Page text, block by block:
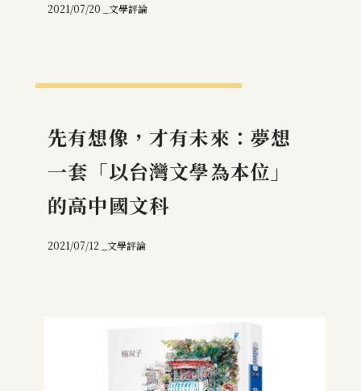
2021/07/20 _ 文學評論
先有想像，才有未來：夢想
一套「以台灣文學為本位」
的高中國文科
2021/07/12 _ 文學評論